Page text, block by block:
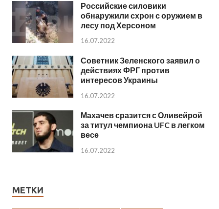
Российские силовики
обнаружили схрон с оружием в
лесу под Херсоном
16.07.2022
Советник Зеленского заявил о
действиях ФРГ против
интересов Украины
16.07.2022
Махачев сразится с Оливейрой
за титул чемпиона UFC в легком
весе
16.07.2022
МЕТКИ